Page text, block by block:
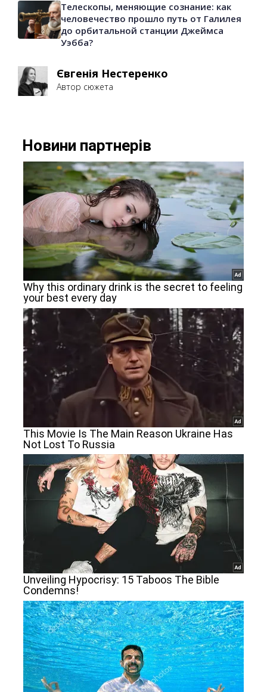
Телескопы, меняющие сознание: как
человечество прошло путь от Галилея
до орбитальной станции Джеймса
Уэбба?
Євгенія Нестеренко
Автор сюжета